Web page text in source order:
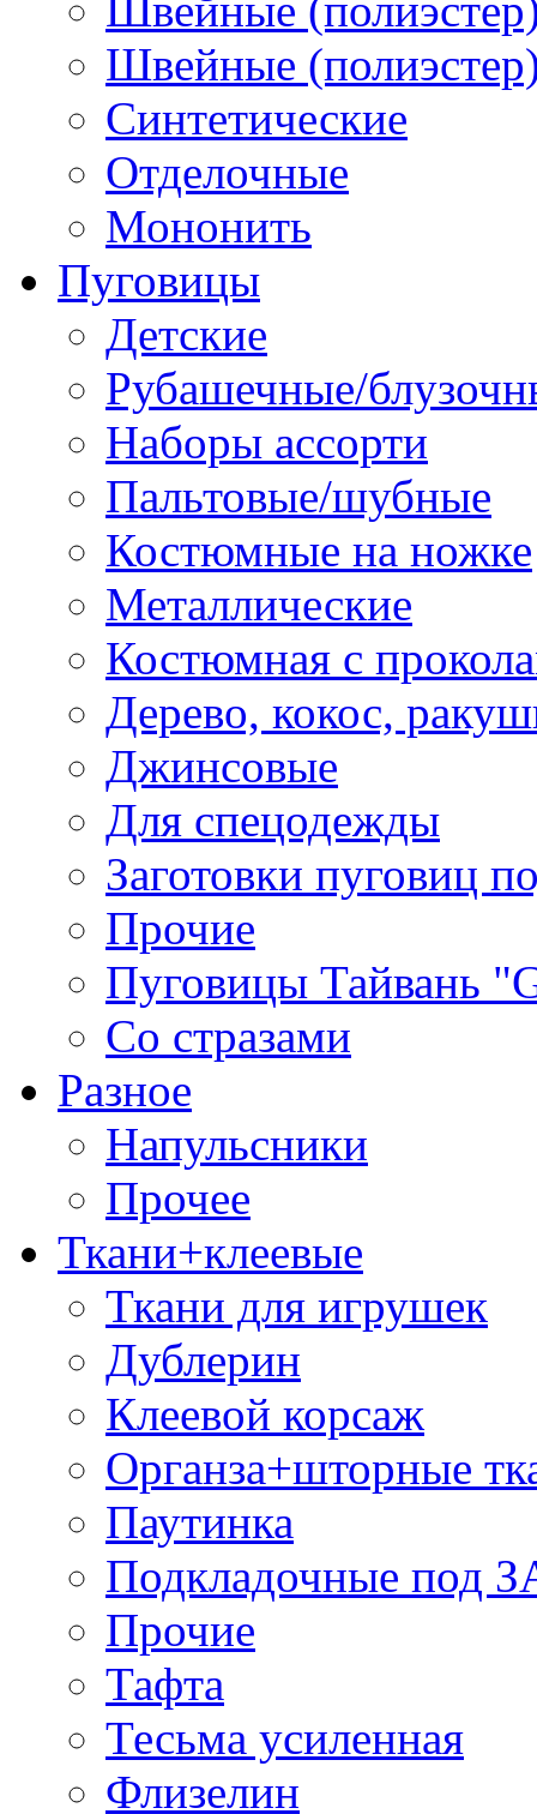
Швейные
Синтетические
Отделочные
Мононить
Пуговицы
Детские
Рубашечные/
Наборы ассорти
Пальтовые/шубные
Костюмные на ножке
Металлические
Костюмная с
Дерево, кокос,
Джинсовые
Для спецодежды
Заготовки пуговиц
Прочие
Пуговицы Тайвань
Со стразами
Разное
Напульсники
Прочее
Ткани+клеевые
Ткани для игрушек
Дублерин
Клеевой корсаж
Органза+шторные
Паутинка
Подкладочные под
Прочие
Тафта
Тесьма усиленная
Флизелин